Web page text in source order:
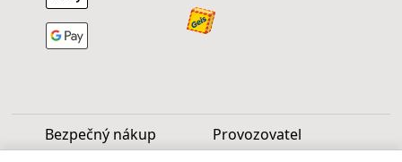
Bezpečný nákup Provozovatel